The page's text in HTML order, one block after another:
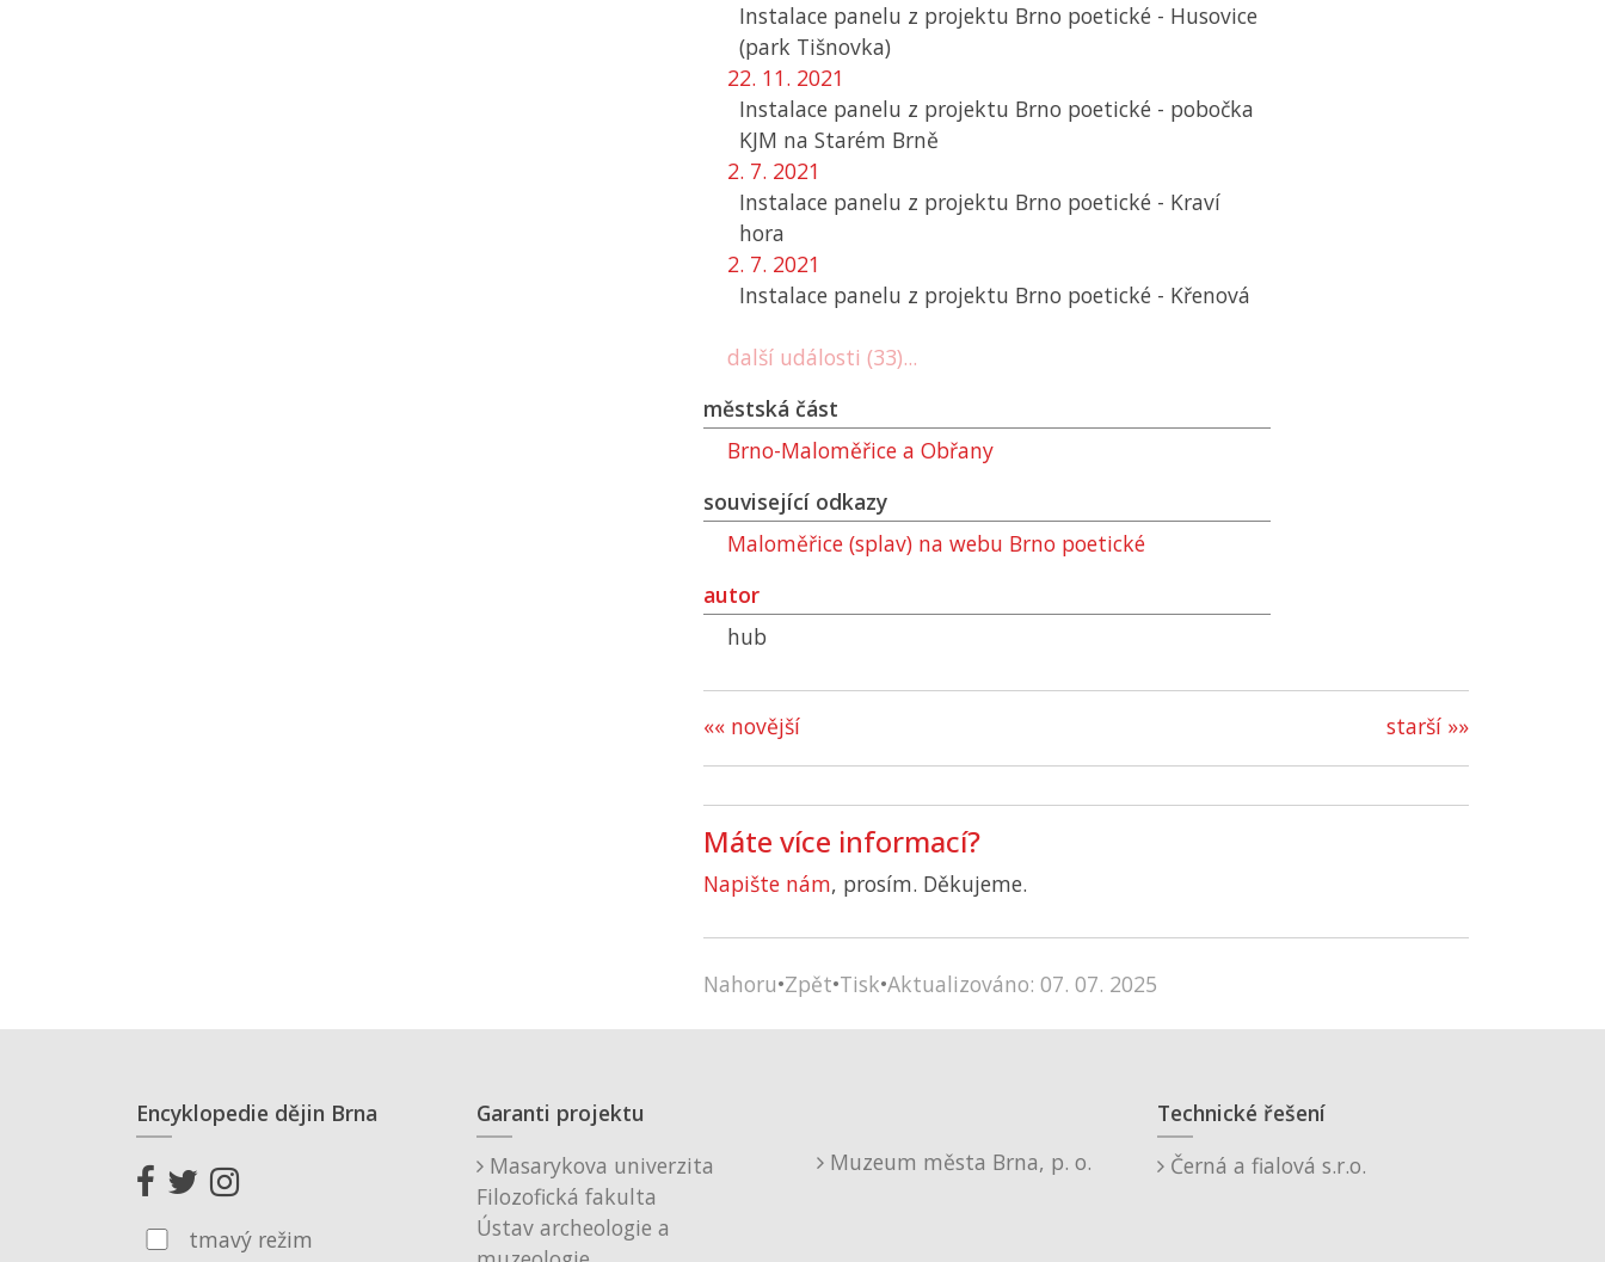
Instalace panelu z projektu Brno poetické - Husovice
(park Tišnovka)
22. 11. 2021
Instalace panelu z projektu Brno poetické - pobočka
KJM na Starém Brně
2. 7. 2021
Instalace panelu z projektu Brno poetické - Kraví
hora
2. 7. 2021
Instalace panelu z projektu Brno poetické - Křenová
další události (33)...
městská část
Brno-Maloměřice a Obřany
související odkazy
Maloměřice (splav) na webu Brno poetické
autor
hub
starší »»
«« novější
Máte více informací?
Napište nám, prosím. Děkujeme.
Nahoru•Zpět•Tisk•Aktualizováno: 07. 07. 2025
Encyklopedie dějin Brna
tmavý režim
Garanti projektu
Masarykova univerzita
Filozofická fakulta
Ústav archeologie a
Muzeum města Brna, p. o.
Technické řešení
Černá a fialová s.r.o.